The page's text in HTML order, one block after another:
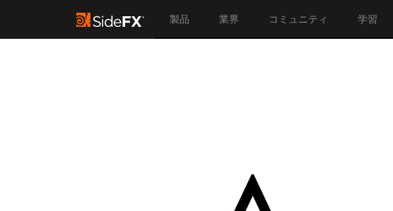
製品 業界 コミュニティ 学習